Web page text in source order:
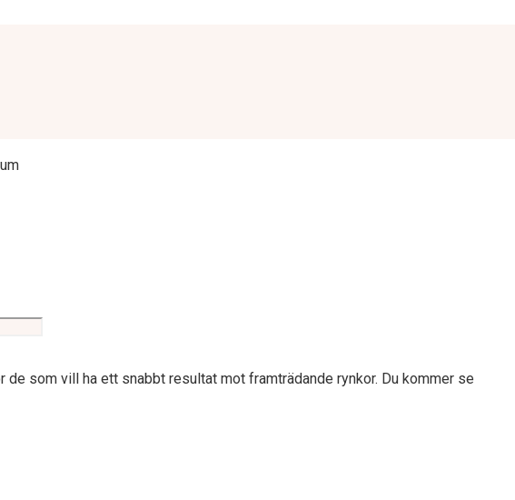
som vill ha ett snabbt resultat mot framträdande rynkor. Du kommer se